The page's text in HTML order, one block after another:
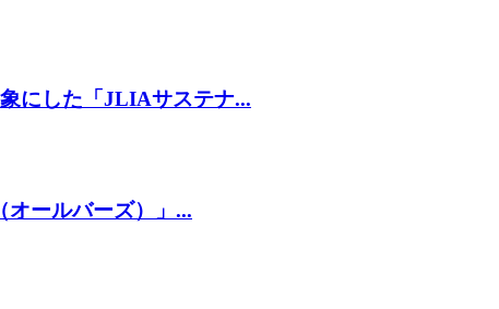
にした「JLIAサステナ...
ールバーズ）」...